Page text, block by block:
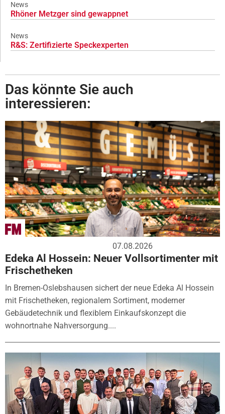
News
Rhöner Metzger sind gewappnet
News
R&S: Zertifizierte Speckexperten
Das könnte Sie auch
interessieren:
07.08.2026
Edeka Al Hossein: Neuer Vollsortimenter mit
Frischetheken
In Bremen-Oslebshausen sichert der neue Edeka Al Hossein
mit Frischetheken, regionalem Sortiment, moderner
Gebäudetechnik und flexiblem Einkaufskonzept die
wohnortnahe Nahversorgung....